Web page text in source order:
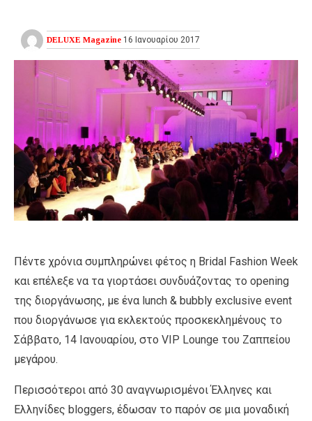
DELUXE Magazine 16 Ιανουαρίου 2017
Πέντε χρόνια συμπληρώνει φέτος η Bridal Fashion Week
και επέλεξε να τα γιορτάσει συνδυάζοντας το οpening
της διοργάνωσης, με ένα lunch & bubbly exclusive event
που διοργάνωσε για εκλεκτούς προσκεκλημένους το
Σάββατο, 14 Ιανουαρίου, στο VIP Lounge του Ζαππείου
μεγάρου.
Περισσότεροι από 30 αναγνωρισμένοι Έλληνες και
Ελληνίδες bloggers, έδωσαν το παρόν σε μια μοναδική